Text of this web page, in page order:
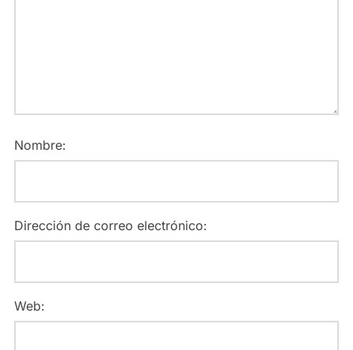
Nombre:
Dirección de correo electrónico:
Web: